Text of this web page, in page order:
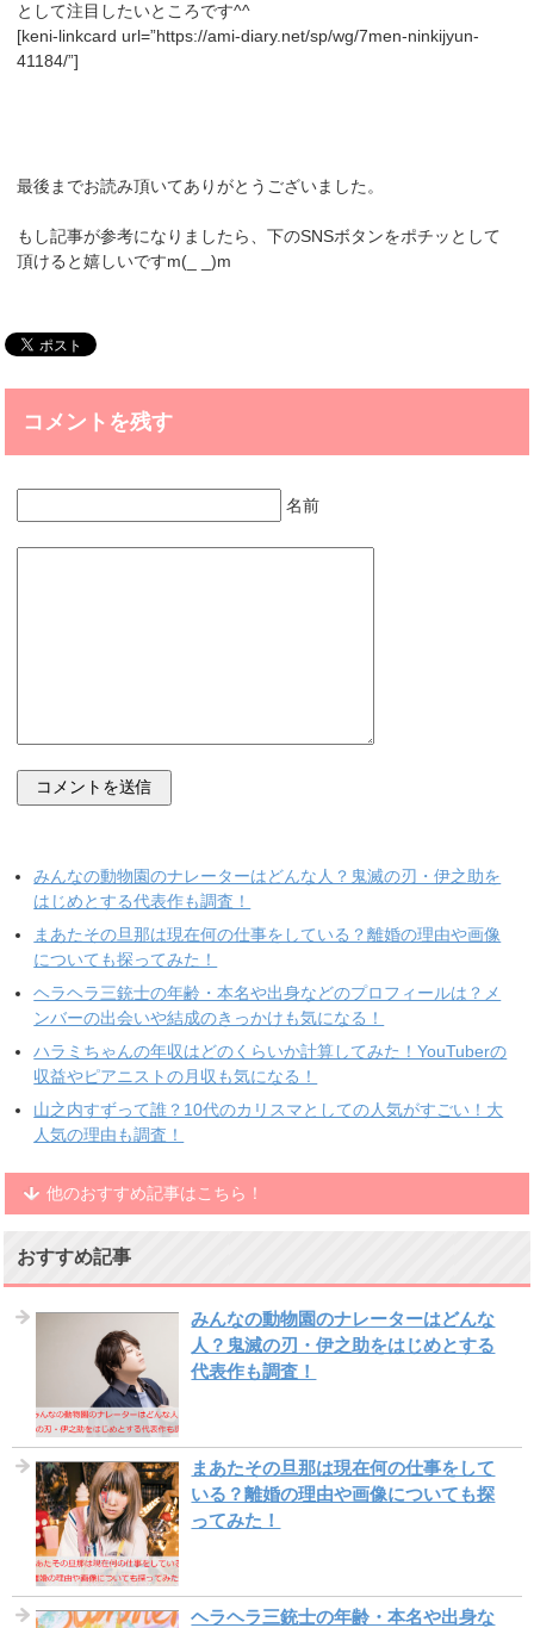
として注目したいところです^^
[keni-linkcard url=”https://ami-diary.net/sp/wg/7men-ninkijyun-
41184/”]
最後までお読み頂いてありがとうございました。
もし記事が参考になりましたら、下のSNSボタンをポチッとして
頂けると嬉しいですm(_ _)m
コメントを残す
名前
みんなの動物園のナレーターはどんな人？鬼滅の刃・伊之助を
はじめとする代表作も調査！
まあたその旦那は現在何の仕事をしている？離婚の理由や画像
についても探ってみた！
ヘラヘラ三銃士の年齢・本名や出身などのプロフィールは？メ
ンバーの出会いや結成のきっかけも気になる！
ハラミちゃんの年収はどのくらいか計算してみた！YouTuberの
収益やピアニストの月収も気になる！
山之内すずって誰？10代のカリスマとしての人気がすごい！大
人気の理由も調査！
他のおすすめ記事はこちら！
おすすめ記事
みんなの動物園のナレーターはどんな
人？鬼滅の刃・伊之助をはじめとする
代表作も調査！
まあたその旦那は現在何の仕事をして
いる？離婚の理由や画像についても探
ってみた！
ヘラヘラ三銃士の年齢・本名や出身な